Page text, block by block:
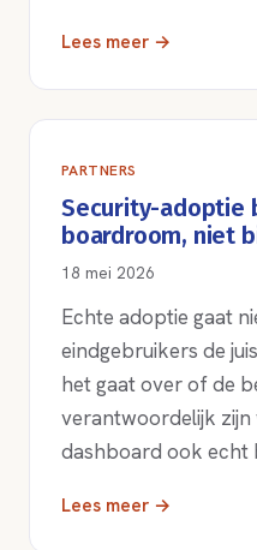
Lees meer →
PARTNERS
Security-adoptie
boardroom, niet
18 mei 2026
Echte adoptie gaat
eindgebruikers de
het gaat over of de
verantwoordelijk
dashboard ook echt
Lees meer →